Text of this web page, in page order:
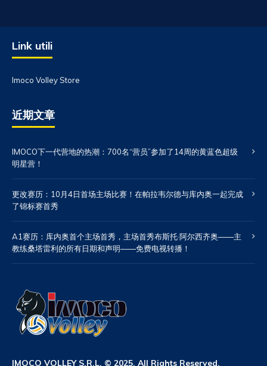
Link utili
Imoco Volley Store
近期文章
IMOCO下一代营地的热潮：700名“营员”参加了14周的黄蓝色超级
明星营！
更改赛历：10月4日首场主场比赛！在帕拉韦尔德与库内奥一起完成
了锦标赛首秀
A1赛历：库内奥首个主场首秀，主场首秀布斯托·阿尔西齐奥——主
教练桑塔雷利的所有日期和声明——免费电视转播！
IMOCO VOLLEY S.R.L. © 2025. All Rights Reserved.